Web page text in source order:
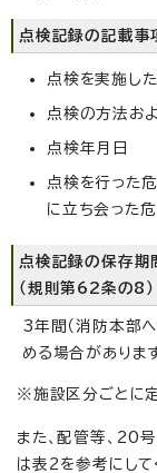
点検記録の記載事
点検を実施し
点検の方法お
点検年月日
点検を行った
に立ち会った
点検記録の保存期
（規則第62条の8）
3年間（消防本部
める場合があります
※施設区分ごとに
また、配管等、20
は表2を参考にして